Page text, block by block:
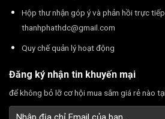
Hộp thư nhận góp ý và phản hồi trực
thanhphathdc@gmail.com
Quy chế quản lý hoạt động
Đăng ký nhận tin khuyến mại
để không bỏ lỡ cơ hội mua sắm giá rẻ nào